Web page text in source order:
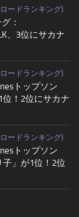
ードランキング)
：
、3位にサカナ
ードランキング)
トップソン
！2位にサカナ
ードランキング)
トップソン
」が1位！2位